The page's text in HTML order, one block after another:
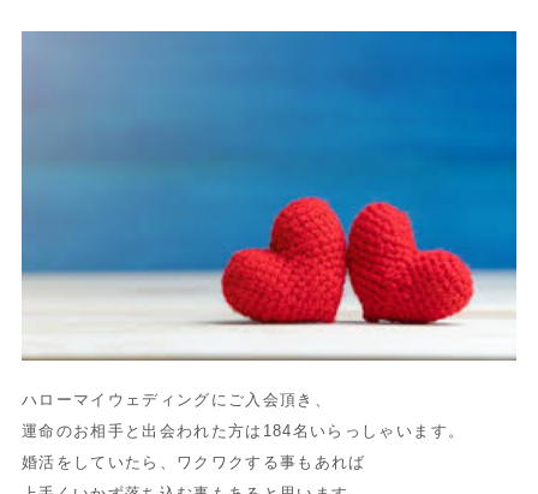
ハローマイウェディングにご入会頂き、
運命のお相手と出会われた方は184名いらっしゃいます。
婚活をしていたら、ワクワクする事もあれば